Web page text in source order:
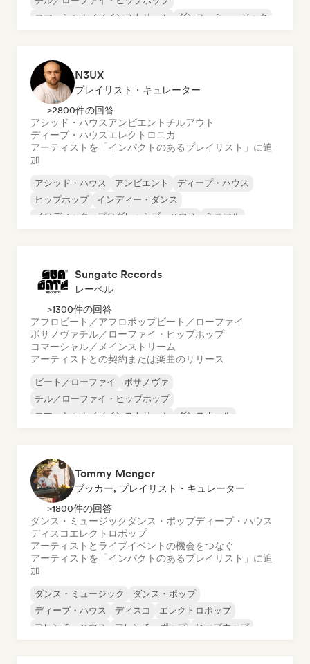
コマーシャル／メインストリーム
ダンス・ミュージック
N3UX
プレイリスト・キュレーター
>2800件の回答
アシッド・ハウスアンビエント チルアウト
ディープ・ハウスエレクトロニカ
アーティストを「インパクトのあるプレイリスト」に追
加
アシッド・ハウス アンビエント
ディープ・ハウス
ヒップホップ
インディー・ダンス
メロディック・プログレッシブ・ハウス
ミニマル
Sungate Records
レーベル
>1300件の回答
アフロビート／アフロポップビート／ローファイ
ボサノヴァチル／ローファイ・ヒップホップ
コマーシャル／メインストリーム
アーティストとの契約または楽曲のリリース
ビート／ローファイ
ボサノヴァ
チル／ローファイ・ヒップホップ
コマーシャル／メインストリーム
ダンスホール
Tommy Menger
ブッカー, プレイリスト・キュレーター
>1800件の回答
ダンス・ミュージック ダンス・ポップディープ・ハウス
ディスコエレクトロポップ
アーティストとライブイベントの機会をつなぐ
アーティストを「インパクトのあるプレイリスト」に追
加
ダンス・ミュージック
ダンス・ポップ
ディープ・ハウス
ディスコ
エレクトロポップ
フレンチ・ハウス
フレンチ・ポップ ヒップホップ